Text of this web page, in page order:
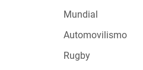
Mundial
Automovilismo
Rugby